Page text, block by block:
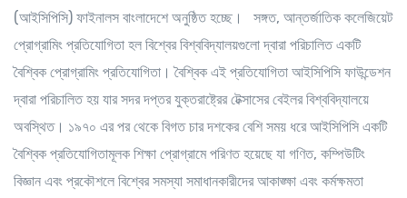
(আইসিপিসি) ফাইনালস বাংলাদেশে অনুষ্ঠিত হচ্ছে। সঙ্গত, আন্তর্জাতিক কলেজিয়েট
প্রোগ্রামিং প্রতিযোগিতা হল বিশ্বের বিশ্ববিদ্যালয়গুলো দ্বারা পরিচালিত একটি
বৈশ্বিক প্রোগ্রামিং প্রতিযোগিতা। বৈশ্বিক এই প্রতিযোগিতা আইসিপিসি ফাউন্ডেশন
দ্বারা পরিচালিত হয় যার সদর দপ্তর যুক্তরাষ্ট্রের টেক্সাসের বেইলর বিশ্ববিদ্যালয়ে
অবস্থিত। ১৯৭০ এর পর থেকে বিগত চার দশকের বেশি সময় ধরে আইসিপিসি একটি
বৈশ্বিক প্রতিযোগিতামূলক শিক্ষা প্রোগ্রামে পরিণত হয়েছে যা গণিত, কম্পিউটিং
বিজ্ঞান এবং প্রকৌশলে বিশ্বের সমস্যা সমাধানকারীদের আকাঙ্ক্ষা এবং কর্মক্ষমতা